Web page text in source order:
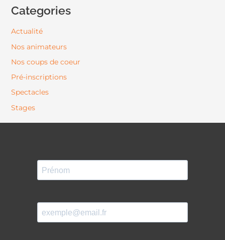
Categories
Actualité
Nos animateurs
Nos coups de coeur
Pré-inscriptions
Spectacles
Stages